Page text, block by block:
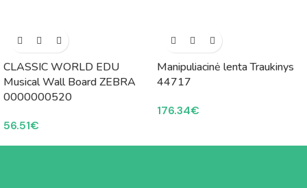
CLASSIC WORLD EDU
Musical Wall Board ZEBRA
0000000520
56.51€
Manipuliacinė lenta Traukinys
44717
176.34€